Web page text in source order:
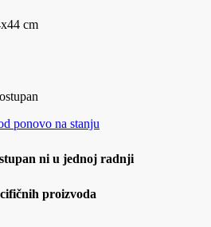
cm
ponovo na stanju
ni u jednoj radnji
proizvoda